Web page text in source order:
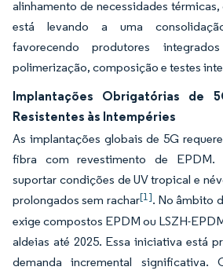
alinhamento de necessidades
está levando a uma
favorecendo produtores
polimerização, composição e testes
Implantações Obrigatórias de
Resistentes às Intempéries
As implantações globais de 5G
fibra com revestimento de EPDM.
suportar condições de UV tropical e
prolongados sem rachar[1]. No âmbito
exige compostos EPDM ou LSZH-
aldeias até 2025. Essa iniciativa está
demanda incremental